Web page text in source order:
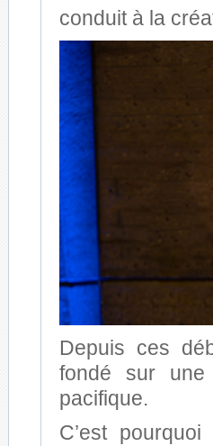
conduit à la
Depuis ces
fondé sur une
pacifique.
C’est